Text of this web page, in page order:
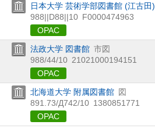
日本大学 芸術学部図書館 (江古田)
988||D88||10 F0000474963
OPAC
法政大学 図書館 市図
988/44/10 21021000194151
OPAC
北海道大学 附属図書館 図
891.73/Д742/10 1380851771
OPAC